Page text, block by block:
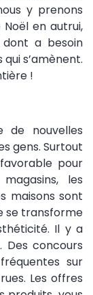
y prenons
en autrui,
a besoin
s’amènent.
!
de nouvelles
gens. Surtout
pour
les
maisons sont
se transforme
Il y a
Des concours
sur
Les offres